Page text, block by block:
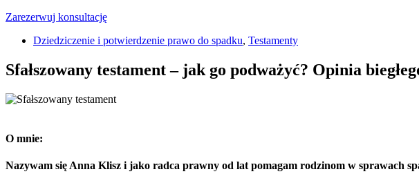
Zarezerwuj konsultację
Dziedziczenie i potwierdzenie prawo do spadku, Testamenty
Sfałszowany testament – jak go podważyć? Opinia
O mnie:
Nazywam się Anna Klisz i jako radca prawny od lat pomagam rodzinom w sprawach